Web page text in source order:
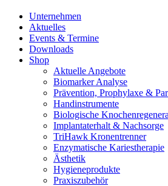
Unternehmen
Aktuelles
Events & Termine
Downloads
Shop
Aktuelle Angebote
Biomarker Analyse
Prävention, Prophylaxe &
Handinstrumente
Biologische
Implantaterhalt & Nachsorge
TriHawk Kronentrenner
Enzymatische Kariestherapie
Ästhetik
Hygieneprodukte
Praxiszubehör